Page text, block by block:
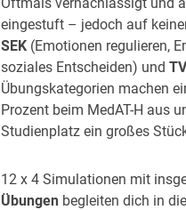
eingestuft – jedoch auf
SEK(Emotionen regulieren,
soziales Entscheiden) und TV
Übungskategorien machen
Prozent beim MedAT-H aus
Studienplatz ein großes
12 x 4 Simulationen mit
Übungenbegleiten dich in